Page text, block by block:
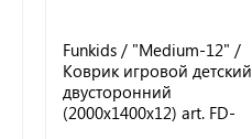
Funkids / "Medium-12" /
Коврик игровой детский
двусторонний
(2000х1400х12) art. FD-